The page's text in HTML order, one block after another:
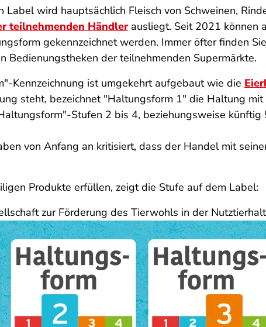
wird hauptsächlich Fleisch von Schweinen,
teilnehmenden Händlerausliegt. Seit 2021 können
gekennzeichnet werden. Immer öfter finden
Bedienungstheken der teilnehmenden Supermärkte.
Kennzeichnung ist umgekehrt aufgebaut wie die
steht, bezeichnet "Haltungsform 1" die Haltung
Stufen 2 bis 4, beziehungsweise künftig
von Anfang an kritisiert, dass der Handel mit
Produkte erfüllen, zeigt die Stufe auf dem Label:
zur Förderung des Tierwohls in der